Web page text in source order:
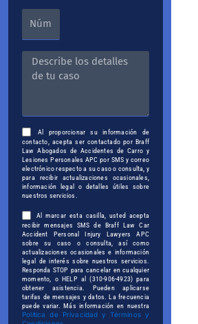
Al proporcionar su información de
contacto, acepta ser contactado por Braff
Law Abogados de Accidentes de Carro y
Lesiones Personales APC por SMS y correo
electrónico respecto a su caso o consulta, y
para recibir actualizaciones ocasionales,
información legal o detalles útiles sobre
nuestros servicios.
Al marcar esta casilla, usted acepta
recibir mensajes SMS de Braff Law Car
Accident Personal Injury Lawyers APC
sobre su caso o consulta, así como
actualizaciones ocasionales e información
legal de interés sobre nuestros servicios.
Responda STOP para cancelar en cualquier
momento, o HELP al (310-906-4923) para
obtener asistencia. Pueden aplicarse
tarifas de mensajes y datos. La frecuencia
puede variar. Más información en nuestra
Política de Privacidad y Términos y